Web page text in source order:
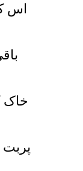
اس
خاک